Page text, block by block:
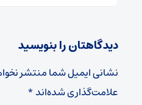
دیدگاهتان را بنویسید
نشانی ایمیل شما منتشر
علامت‌گذاری شده‌اند*